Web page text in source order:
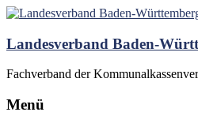
Landesverband Baden-
Fachverband der
Menü